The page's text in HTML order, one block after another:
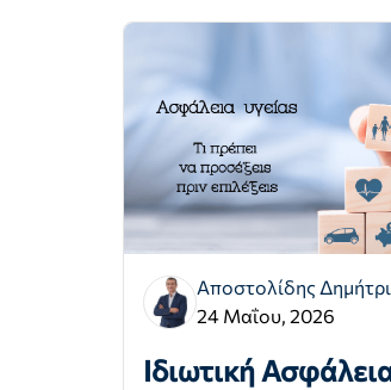
Αποστολίδης
24 Μαΐου, 2026
Ιδιωτική